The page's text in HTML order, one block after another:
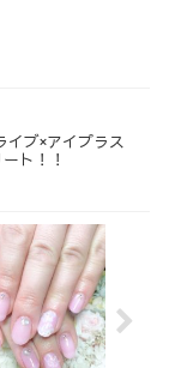
ブ×アイプラス
ト！！